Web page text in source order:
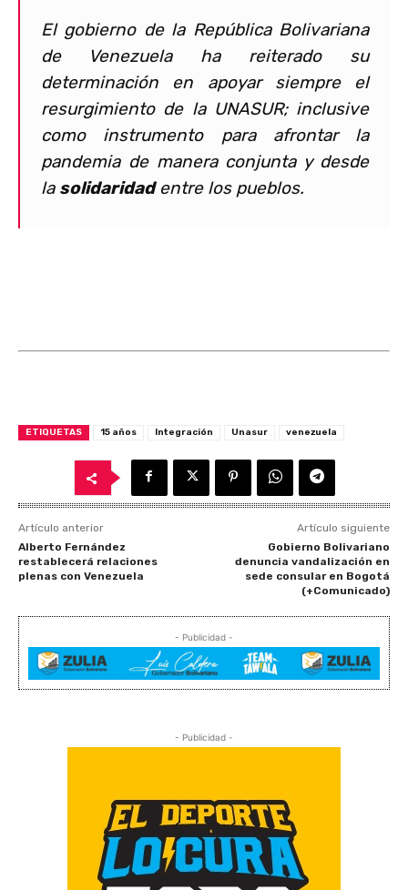
El gobierno de la República Bolivariana
de Venezuela ha reiterado su
determinación en apoyar siempre el
resurgimiento de la UNASUR; inclusive
como instrumento para afrontar la
pandemia de manera conjunta y desde
la solidaridadentre los pueblos.
ETIQUETAS 15 años Integración Unasur venezuela
Artículo anterior
Alberto Fernández
restablecerá relaciones
plenas con Venezuela
Artículo siguiente
Gobierno Bolivariano
denuncia vandalización en
sede consular en Bogotá
(+Comunicado)
- Publicidad -
- Publicidad -